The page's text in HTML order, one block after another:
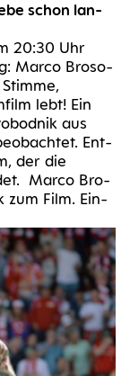
schon lan­
20:30 Uhr
Mar­co Bro­so­
lebt! Ein
aus
Ent­
der die
Mar­co Bro­
zum Film. Ein­